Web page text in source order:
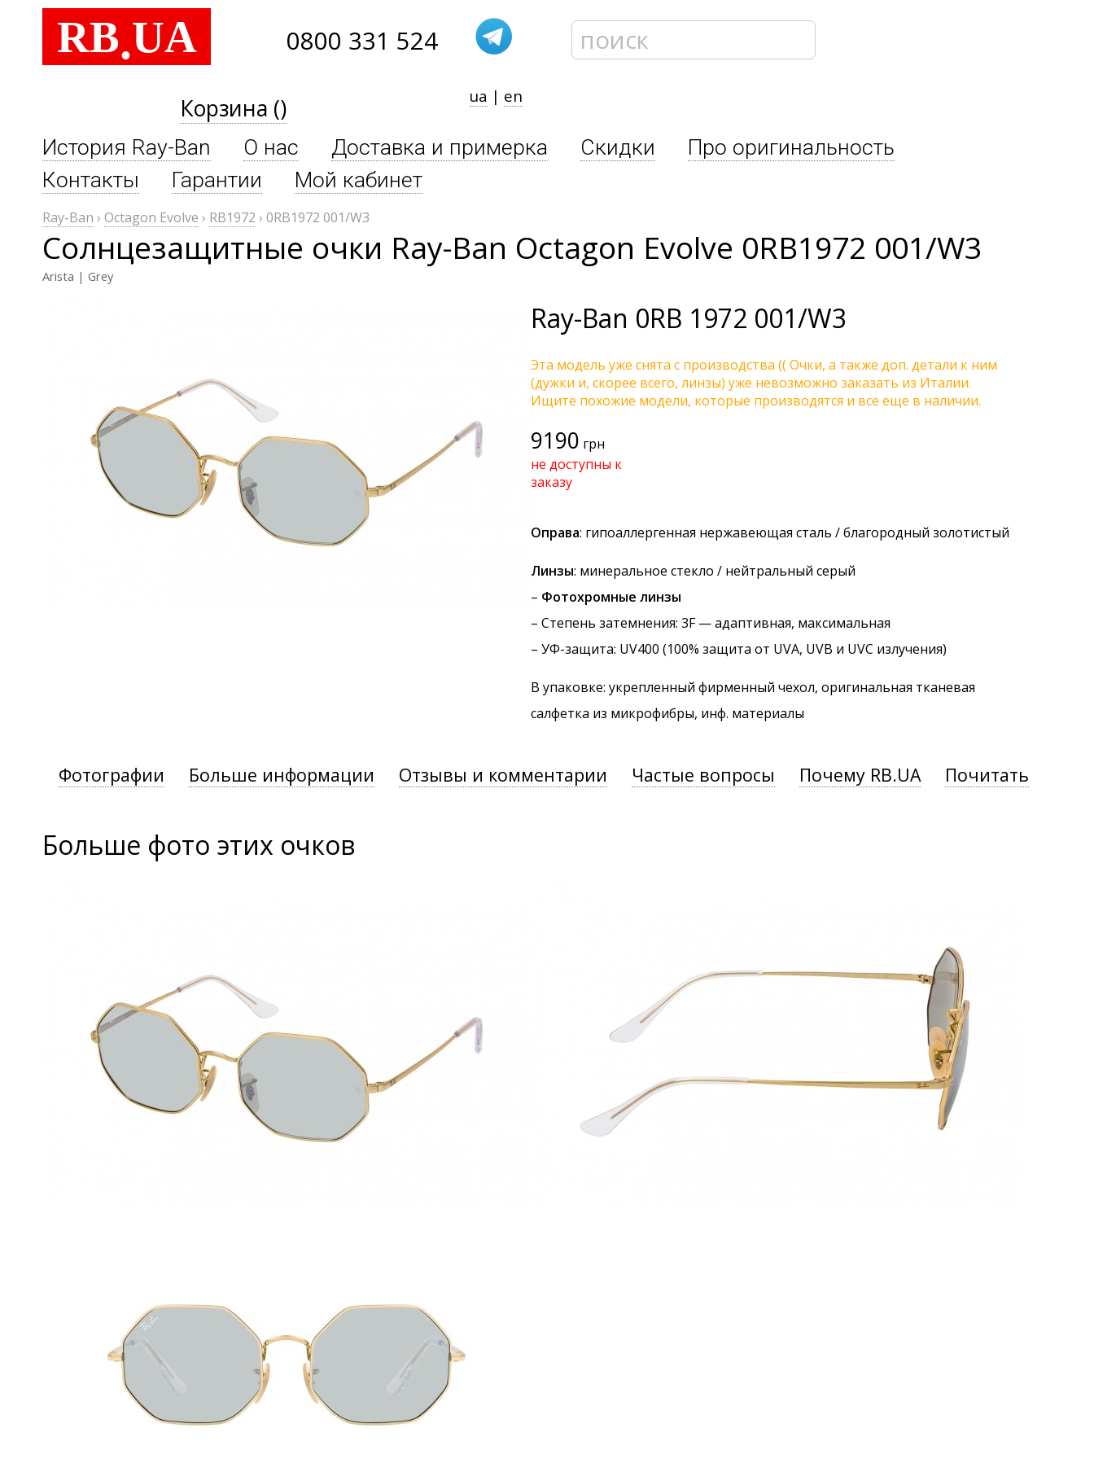
RB.UA 0800 331 524
Корзина () ua | en
История Ray-Ban О нас Доставка и примерка Скидки
Про оригинальность
Контакты
Гарантии Мой кабинет
Ray-Ban › Octagon Evolve › RB1972 › 0RB1972 001/W3
Солнцезащитные очки Ray-Ban Octagon Evolve 0RB1972 001/W3
Arista | Grey
Ray-Ban 0RB 1972 001/W3
Эта модель уже снята с производства (( Очки, а также доп. детали к ним
(дужки и, скорее всего, линзы) уже невозможно заказать из Италии.
Ищите похожие модели, которые производятся и все еще в наличии.
9190 грн
не доступны к
заказу
Оправа: гипоаллергенная нержавеющая сталь / благородный золотистый
Линзы: минеральное стекло / нейтральный серый
– Фотохромные линзы
– Степень затемнения: 3F — адаптивная, максимальная
– УФ-защита: UV400 (100% защита от UVA, UVB и UVC излучения)
В упаковке: укрепленный фирменный чехол, оригинальная тканевая
салфетка из микрофибры, инф. материалы
Фотографии Больше информации Отзывы и комментарии Частые вопросы Почему RB.UA Почитать
Больше фото этих очков